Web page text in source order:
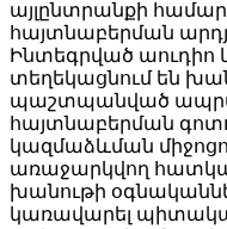
այլընտրանքի
հայտնաբերման
Ինտեգրված աուդիո
տեղեկացնում են
պաշտպանված
հայտնաբերման
կազմաձևման միջոցով
առաջարկվող
խանութի
կառավարել